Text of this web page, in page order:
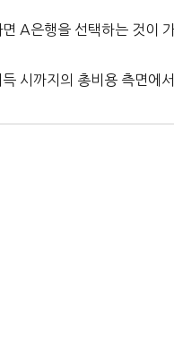
A은행을 선택하는 것이
시까지의 총비용 측면에